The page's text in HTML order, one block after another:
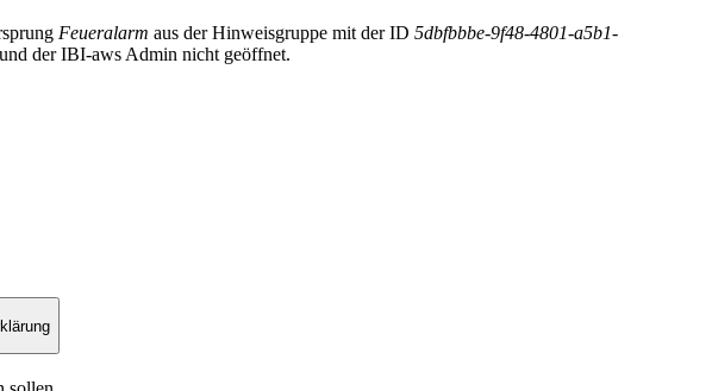
Feueralarm aus der Hinweisgruppe mit der ID 5dbfbbbe-9f48-4801-a5b1-
der IBI-aws Admin nicht geöffnet.